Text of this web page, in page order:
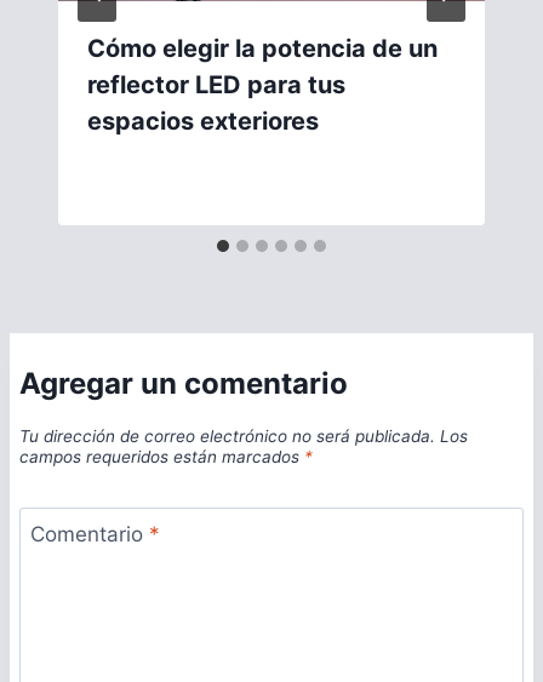
Cómo elegir la potencia de un
reflector LED para tus
espacios exteriores
Agregar un comentario
Tu dirección de correo electrónico no será publicada. Los
campos requeridos están marcados *
Comentario *